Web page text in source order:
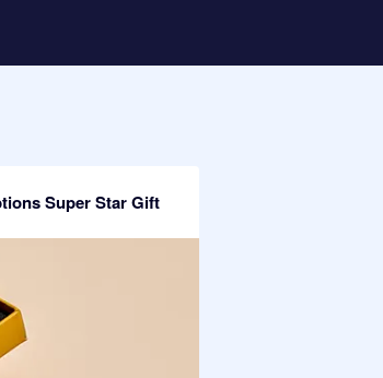
Super Star Gift